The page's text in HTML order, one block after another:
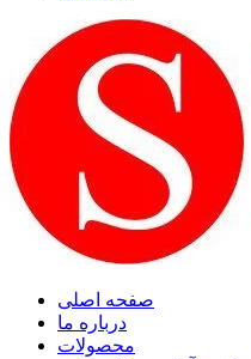
صفحه اصلی
درباره ما
محصولات